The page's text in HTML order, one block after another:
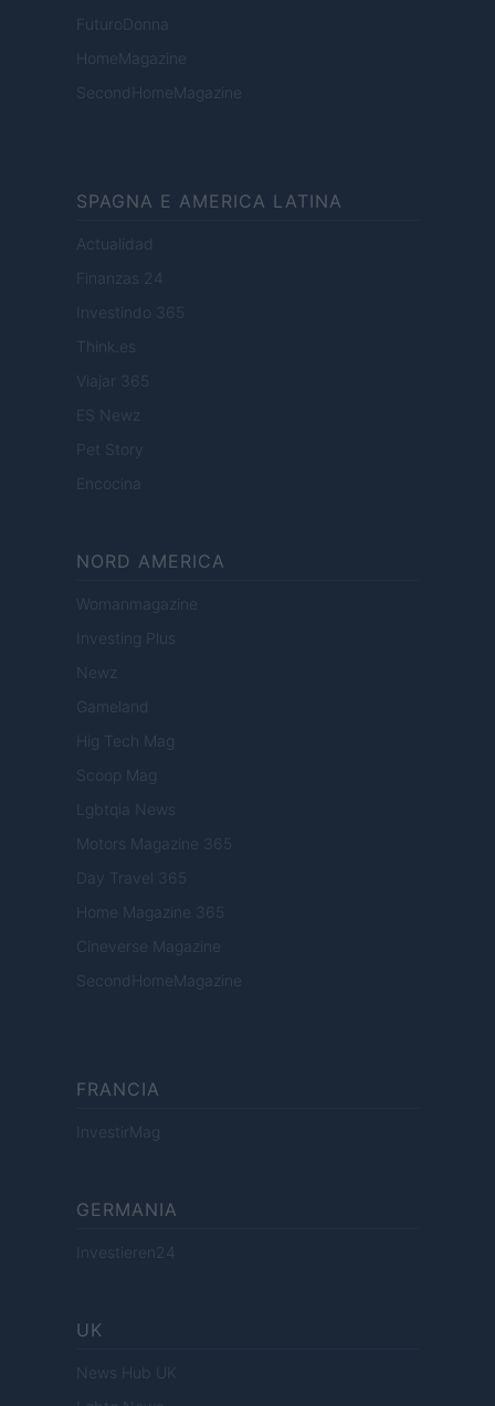
FuturoDonna
HomeMagazine
SecondHomeMagazine
SPAGNA E AMERICA LATINA
Actualidad
Finanzas 24
Investindo 365
Think.es
Viajar 365
ES Newz
Pet Story
Encocina
NORD AMERICA
Womanmagazine
Investing Plus
Newz
Gameland
Hig Tech Mag
Scoop Mag
Lgbtqia News
Motors Magazine 365
Day Travel 365
Home Magazine 365
Cineverse Magazine
SecondHomeMagazine
FRANCIA
InvestirMag
GERMANIA
Investieren24
UK
News Hub UK